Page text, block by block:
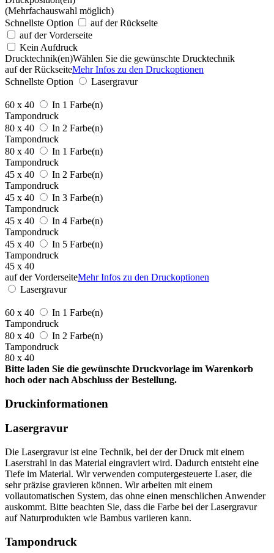
(Mehrfachauswahl möglich)
Schnellste Option
auf der Rückseite
auf der Vorderseite
Kein Aufdruck
Drucktechnik(en)Wählen Sie die gewünschte Drucktechnik
auf der RückseiteMehr Infos zu den Druckoptionen
Schnellste Option
Lasergravur
60 x 40
In 1 Farbe(n)
Tampondruck
80 x 40
In 2 Farbe(n)
Tampondruck
80 x 40
In 1 Farbe(n)
Tampondruck
45 x 40
In 2 Farbe(n)
Tampondruck
45 x 40
In 3 Farbe(n)
Tampondruck
45 x 40
In 4 Farbe(n)
Tampondruck
45 x 40
In 5 Farbe(n)
Tampondruck
45 x 40
auf der VorderseiteMehr Infos zu den Druckoptionen
Lasergravur
60 x 40
In 1 Farbe(n)
Tampondruck
80 x 40
In 2 Farbe(n)
Tampondruck
80 x 40
Bitte laden Sie die gewünschte Druckvorlage im Warenkorb
hoch oder nach Abschluss der Bestellung.
Druckinformationen
Lasergravur
Die Lasergravur ist eine Technik, bei der der Druck mit einem
Laserstrahl in das Material eingraviert wird. Dadurch entsteht eine
Tiefe im Material. Wir verwenden computergesteuerte Laser, die
sehr präzise gravieren können. Wir arbeiten mit einem
vollautomatischen System, das ohne einen menschlichen Anwender
auskommt. Bitte beachten Sie, dass die Farbe bei der Lasergravur
auf Naturprodukten wie Bambus variieren kann.
Tampondruck